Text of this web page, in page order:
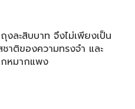
ละสิบบาท จึงไม่เพียงเป็น
าติของความทรงจำ และ
กหมากแพง